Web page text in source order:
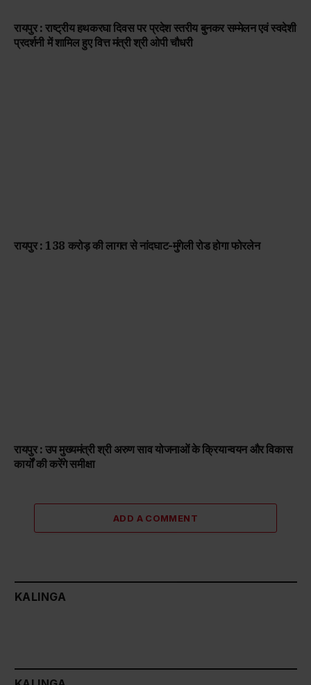
रायपुर : राष्ट्रीय हथकरघा दिवस पर प्रदेश स्तरीय बुनकर सम्मेलन एवं स्वदेशी
प्रदर्शनी में शामिल हुए वित्त मंत्री श्री ओपी चौधरी
रायपुर : 138 करोड़ की लागत से नांदघाट-मुंगेली रोड होगा फोरलेन
रायपुर : उप मुख्यमंत्री श्री अरुण साव योजनाओं के क्रियान्वयन और विकास
कार्यों की करेंगे समीक्षा
ADD A COMMENT
KALINGA